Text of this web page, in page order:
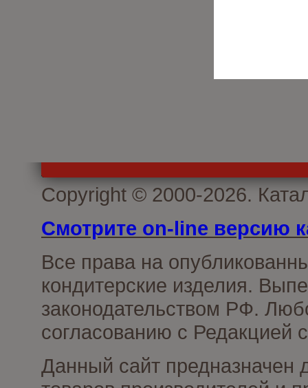
Copyright © 2000-2026.
Смотрите on-line версию
Все права на
кондитерские изделия.
законодательством РФ.
согласованию с Редакцией
Данный сайт предназначен